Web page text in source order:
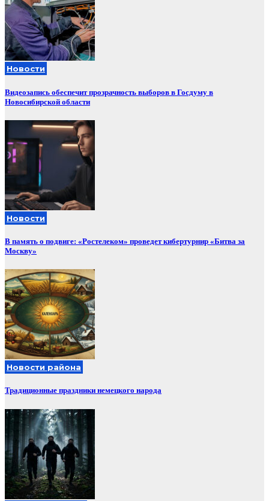
Новости
Видеозапись обеспечит прозрачность выборов в Госдуму в
Новосибирской области
Новости
В память о подвиге: «Ростелеком» проведет кибертурнир «Битва за
Москву»
Новости района
Традиционные праздники немецкого народа